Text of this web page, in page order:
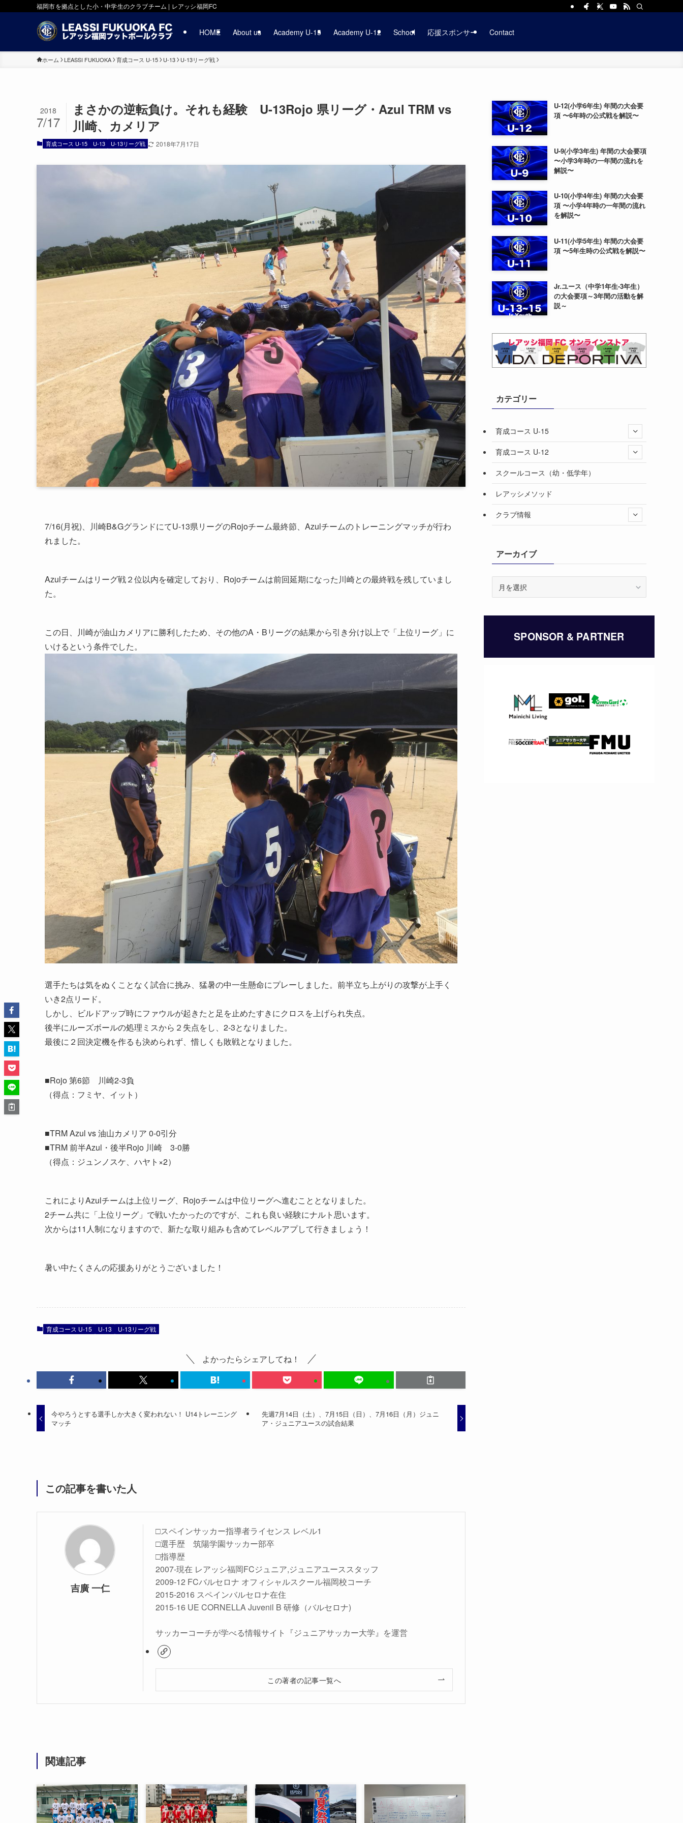
福岡市を拠点とした小・中学生のクラブチーム | レアッシ福岡FC
HOME About us Academy U-15 Academy U-12 School 応援スポンサー Contact
ホーム LEASSI FUKUOKA 育成コース U-15 U-13 U-13リーグ戦
まさかの逆転負け。それも経験 U-13Rojo 県リーグ・Azul TRM vs
川崎、カメリア
2018
7/17
育成コース U-15 U-13 U-13リーグ戦 2018年7月17日
7/16(月祝)、川崎B&GグランドにてU-13県リーグのRojoチーム最終節、Azulチームのトレーニングマッチが行わ
れました。
Azulチームはリーグ戦２位以内を確定しており、Rojoチームは前回延期になった川崎との最終戦を残していまし
た。
この日、川崎が油山カメリアに勝利したため、その他のA・Bリーグの結果から引き分け以上で「上位リーグ」に
いけるという条件でした。
選手たちは気をぬくことなく試合に挑み、猛暑の中一生懸命にプレーしました。前半立ち上がりの攻撃が上手く
いき2点リード。
しかし、ビルドアップ時にファウルが起きたと足を止めたすきにクロスを上げられ失点。
後半にルーズボールの処理ミスから２失点をし、2-3となりました。
最後に２回決定機を作るも決められず、惜しくも敗戦となりました。
■Rojo 第6節 川崎2-3負
（得点：フミヤ、イット）
■TRM Azul vs 油山カメリア 0-0引分
■TRM 前半Azul・後半Rojo 川崎 3-0勝
（得点：ジュンノスケ、ハヤト×2）
これによりAzulチームは上位リーグ、Rojoチームは中位リーグへ進むこととなりました。
2チーム共に「上位リーグ」で戦いたかったのですが、これも良い経験にナルト思います。
次からは11人制になりますので、新たな取り組みも含めてレベルアプして行きましょう！
暑い中たくさんの応援ありがとうございました！
育成コース U-15 U-13 U-13リーグ戦
よかったらシェアしてね！
今やろうとする選手しか大きく変われない！ U14トレーニング
マッチ
先週7月14日（土）、7月15日（日）、7月16日（月）ジュニ
ア・ジュニアユースの試合結果
この記事を書いた人
吉廣 一仁
□スペインサッカー指導者ライセンス レベル1
□選手歴 筑陽学園サッカー部卒
□指導歴
2007-現在 レアッシ福岡FCジュニア,ジュニアユーススタッフ
2009-12 FCバルセロナ オフィシャルスクール福岡校コーチ
2015-2016 スペインバルセロナ在住
2015-16 UE CORNELLA Juvenil B 研修（バルセロナ)
サッカーコーチが学べる情報サイト『ジュニアサッカー大学』を運営
この著者の記事一覧へ
関連記事
U-12(小学6年生) 年間の大会要
項 〜6年時の公式戦を解説〜
U-9(小学3年生) 年間の大会要項
〜小学3年時の一年間の流れを
解説〜
U-10(小学4年生) 年間の大会要
項 〜小学4年時の一年間の流れ
を解説〜
U-11(小学5年生) 年間の大会要
項 〜5年生時の公式戦を解説〜
Jr.ユース（中学1年生-3年生）
の大会要項～3年間の活動を解
説～
カテゴリー
育成コース U-15
育成コース U-12
スクールコース（幼・低学年）
レアッシメソッド
クラブ情報
アーカイブ
イ
SPONSOR & PARTNER